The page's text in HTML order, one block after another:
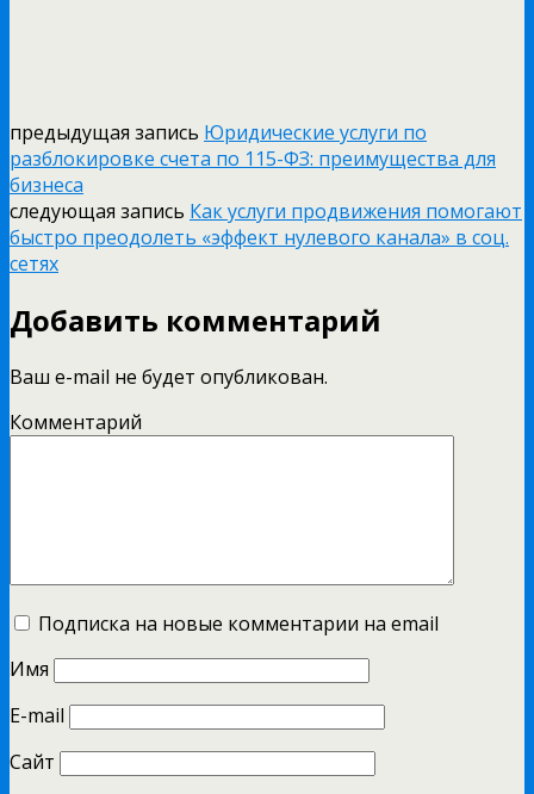
предыдущая запись Юридические услуги по
разблокировке счета по 115-ФЗ: преимущества для
бизнеса
следующая запись Как услуги продвижения помогают
быстро преодолеть «эффект нулевого канала» в соц.
сетях
Добавить комментарий
Ваш e-mail не будет опубликован.
Комментарий
Подписка на новые комментарии на email
Имя
E-mail
Сайт